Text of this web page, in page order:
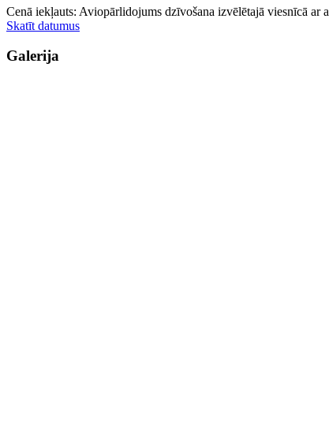
Cenā iekļauts: Aviopārlidojums dzīvošana izvēlētajā viesnīcā ar
Skatīt datumus
Galerija